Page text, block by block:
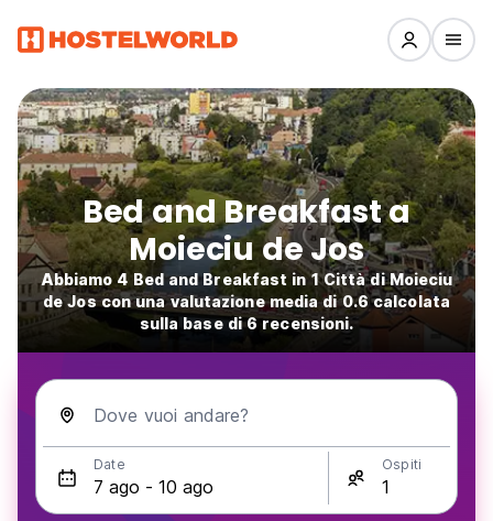
Bed and Breakfast a
Moieciu de Jos
Abbiamo 4 Bed and Breakfast in 1 Città di Moieciu
de Jos con una valutazione media di 0.6 calcolata
sulla base di 6 recensioni.
Dove vuoi andare?
Date Ospiti